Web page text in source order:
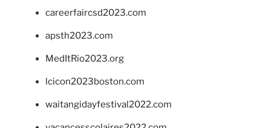
careerfaircsd2023.com
apsth2023.com
MedItRio2023.org
lcicon2023boston.com
waitangidayfestival2022.com